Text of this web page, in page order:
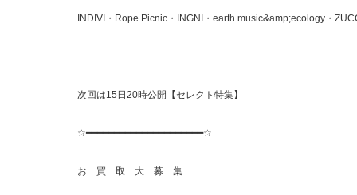
INDIVI・Rope Picnic・INGNI・earth music&amp;ecology・
次回は15日20時公開【セレクト特集】
☆━━━━━━━━━━━━━━━━━━━━━☆
お 買 取 大 募 集